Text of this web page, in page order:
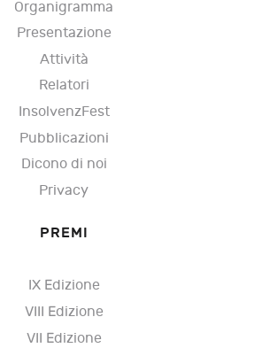
Organigramma
Presentazione
Attività
Relatori
InsolvenzFest
Pubblicazioni
Dicono di noi
Privacy
PREMI
IX Edizione
VIII Edizione
VII Edizione